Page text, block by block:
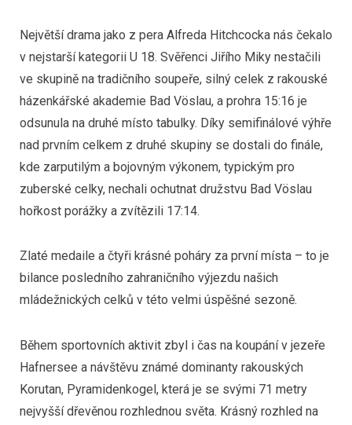
Největší drama jako z pera Alfreda Hitchcocka nás čekalo
v nejstarší kategorii U 18. Svěřenci Jiřího Miky nestačili
ve skupině na tradičního soupeře, silný celek z rakouské
házenkářské akademie Bad Vöslau, a prohra 15:16 je
odsunula na druhé místo tabulky. Díky semifinálové výhře
nad prvním celkem z druhé skupiny se dostali do finále,
kde zarputilým a bojovným výkonem, typickým pro
zuberské celky, nechali ochutnat družstvu Bad Vöslau
hořkost porážky a zvítězili 17:14.
Zlaté medaile a čtyři krásné poháry za první místa – to je
bilance posledního zahraničního výjezdu našich
mládežnických celků v této velmi úspěšné sezoně.
Během sportovních aktivit zbyl i čas na koupání v jezeře
Hafnersee a návštěvu známé dominanty rakouských
Korutan, Pyramidenkogel, která je se svými 71 metry
nejvyšší dřevěnou rozhlednou světa. Krásný rozhled na